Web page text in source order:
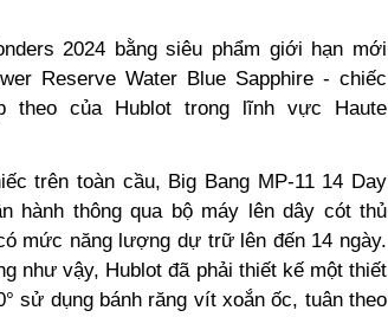
2024 bằng siêu phẩm giới hạn mới
Reserve Water Blue Sapphire - chiếc
của Hublot trong lĩnh vực Haute
trên toàn cầu, Big Bang MP-11 14 Day
hành thông qua bộ máy lên dây cót thủ
mức năng lượng dự trữ lên đến 14 ngày.
như vậy, Hublot đã phải thiết kế một thiết
sử dụng bánh răng vít xoắn ốc, tuân theo